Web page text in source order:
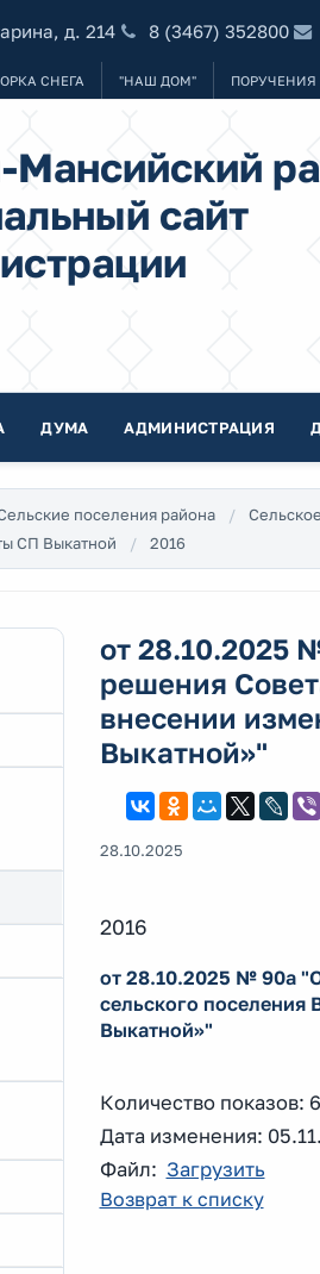
д. 214 8 (3467) 352800
СНЕГА "НАШ ДОМ" ПОРУЧЕНИЯ
Мансийский
сайт
ДУМА АДМИНИСТРАЦИЯ
поселения района
СП Выкатной
2016
от 28.10.2025
решения
внесении
Выкатной»"
28.10.2025
2016
от 28.10.2025 № 90а
сельского поселения
Выкатной»"
Количество показов:
Дата изменения:
Файл: Загрузить
Возврат к списку